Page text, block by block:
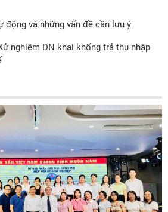
động và những vấn đề cần lưu ý
nghiêm DN khai khống trả thu nhập